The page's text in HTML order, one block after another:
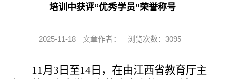
培训中获评“优秀学员”荣誉称号
2025-11-18 文章作者： 浏览次数：3095
11月 3 日至14日，在由江西省教育厅主